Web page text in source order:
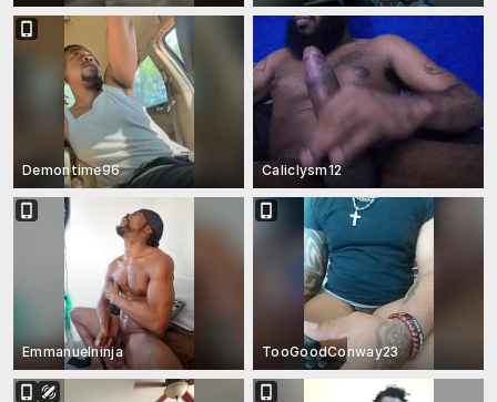
Demontime96 Caliclysm12
Emmanuelninja TooGoodConway23